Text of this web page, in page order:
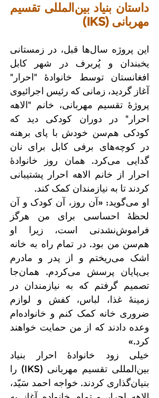
داستان بنیاد بین‌المللی تقسیم
مهربانی (IKS)
این پروژه سال‌ها قبل، در زمستانی
یخبندان و پُربرف در شهر کابل
افغانستان توسط خانوادهٔ "احرار"
آغاز گردید، زمانی که رئیس اجرائیوی
پروژهٔ تقسیم مهربانی، خانم "الاهه
احرار" در دوران کودکی دید که
کودکی هم‌سن خودش با پای برهنه
در کوچه‌های برفی کابل برای نان
گدایی می‌کرد. همان روز خانوادهٔ
احرار از خانم الاهه احرار پشتیبانی
کردند تا به نیازمندان کمک کند.
او می‌گوید: «آن روز، آن کودک و آن
لحظهٔ احساسی برای من هرگز
فراموش‌نشدنی است، زیرا او
هم‌سن من بود. در تمام راه به خانه
اشک می‌ریختم و از پدر و مادرم
بی‌پایان پرسش می‌کردم. همان‌جا
تصمیم گرفتم که به نیازمندان در
زمینهٔ غذا، لباس، کفش و لوازم
ضروری خانه کمک کنم و خانواده‌ام
وعده دادند که از من حمایت خواهند
کرد.»
خیلی زود خانوادهٔ احرار بنیاد
بین‌المللی تقسیم مهربانی (IKS) را
بنیان‌گذاری کردند. خواجه احمد سَیّد،